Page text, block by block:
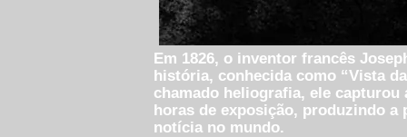
Em 1826, o inventor francês
história, conhecida como “Vista
chamado heliografia, ele
horas de exposição, produzindo a
notícia no mundo.